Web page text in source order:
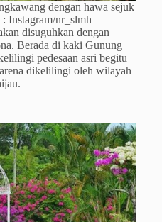
dengan hawa sejuk
Instagram/nr_slmh
disuguhkan dengan
Berada di kaki Gunung
pedesaan asri begitu
dikelilingi oleh wilayah